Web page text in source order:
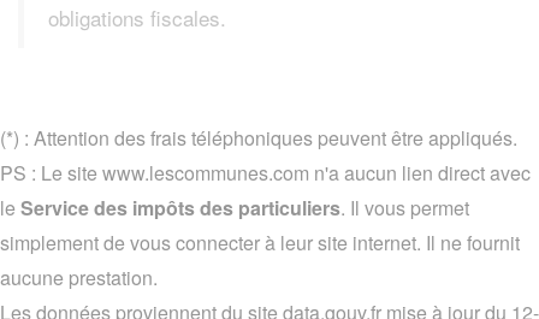
obligations fiscales.
(*) : Attention des frais téléphoniques peuvent être appliqués.
PS : Le site www.lescommunes.com n'a aucun lien direct avec
le Service des impôts des particuliers. Il vous permet
simplement de vous connecter à leur site internet. Il ne fournit
aucune prestation.
Les données proviennent du site data.gouv.fr mise à jour du 12-